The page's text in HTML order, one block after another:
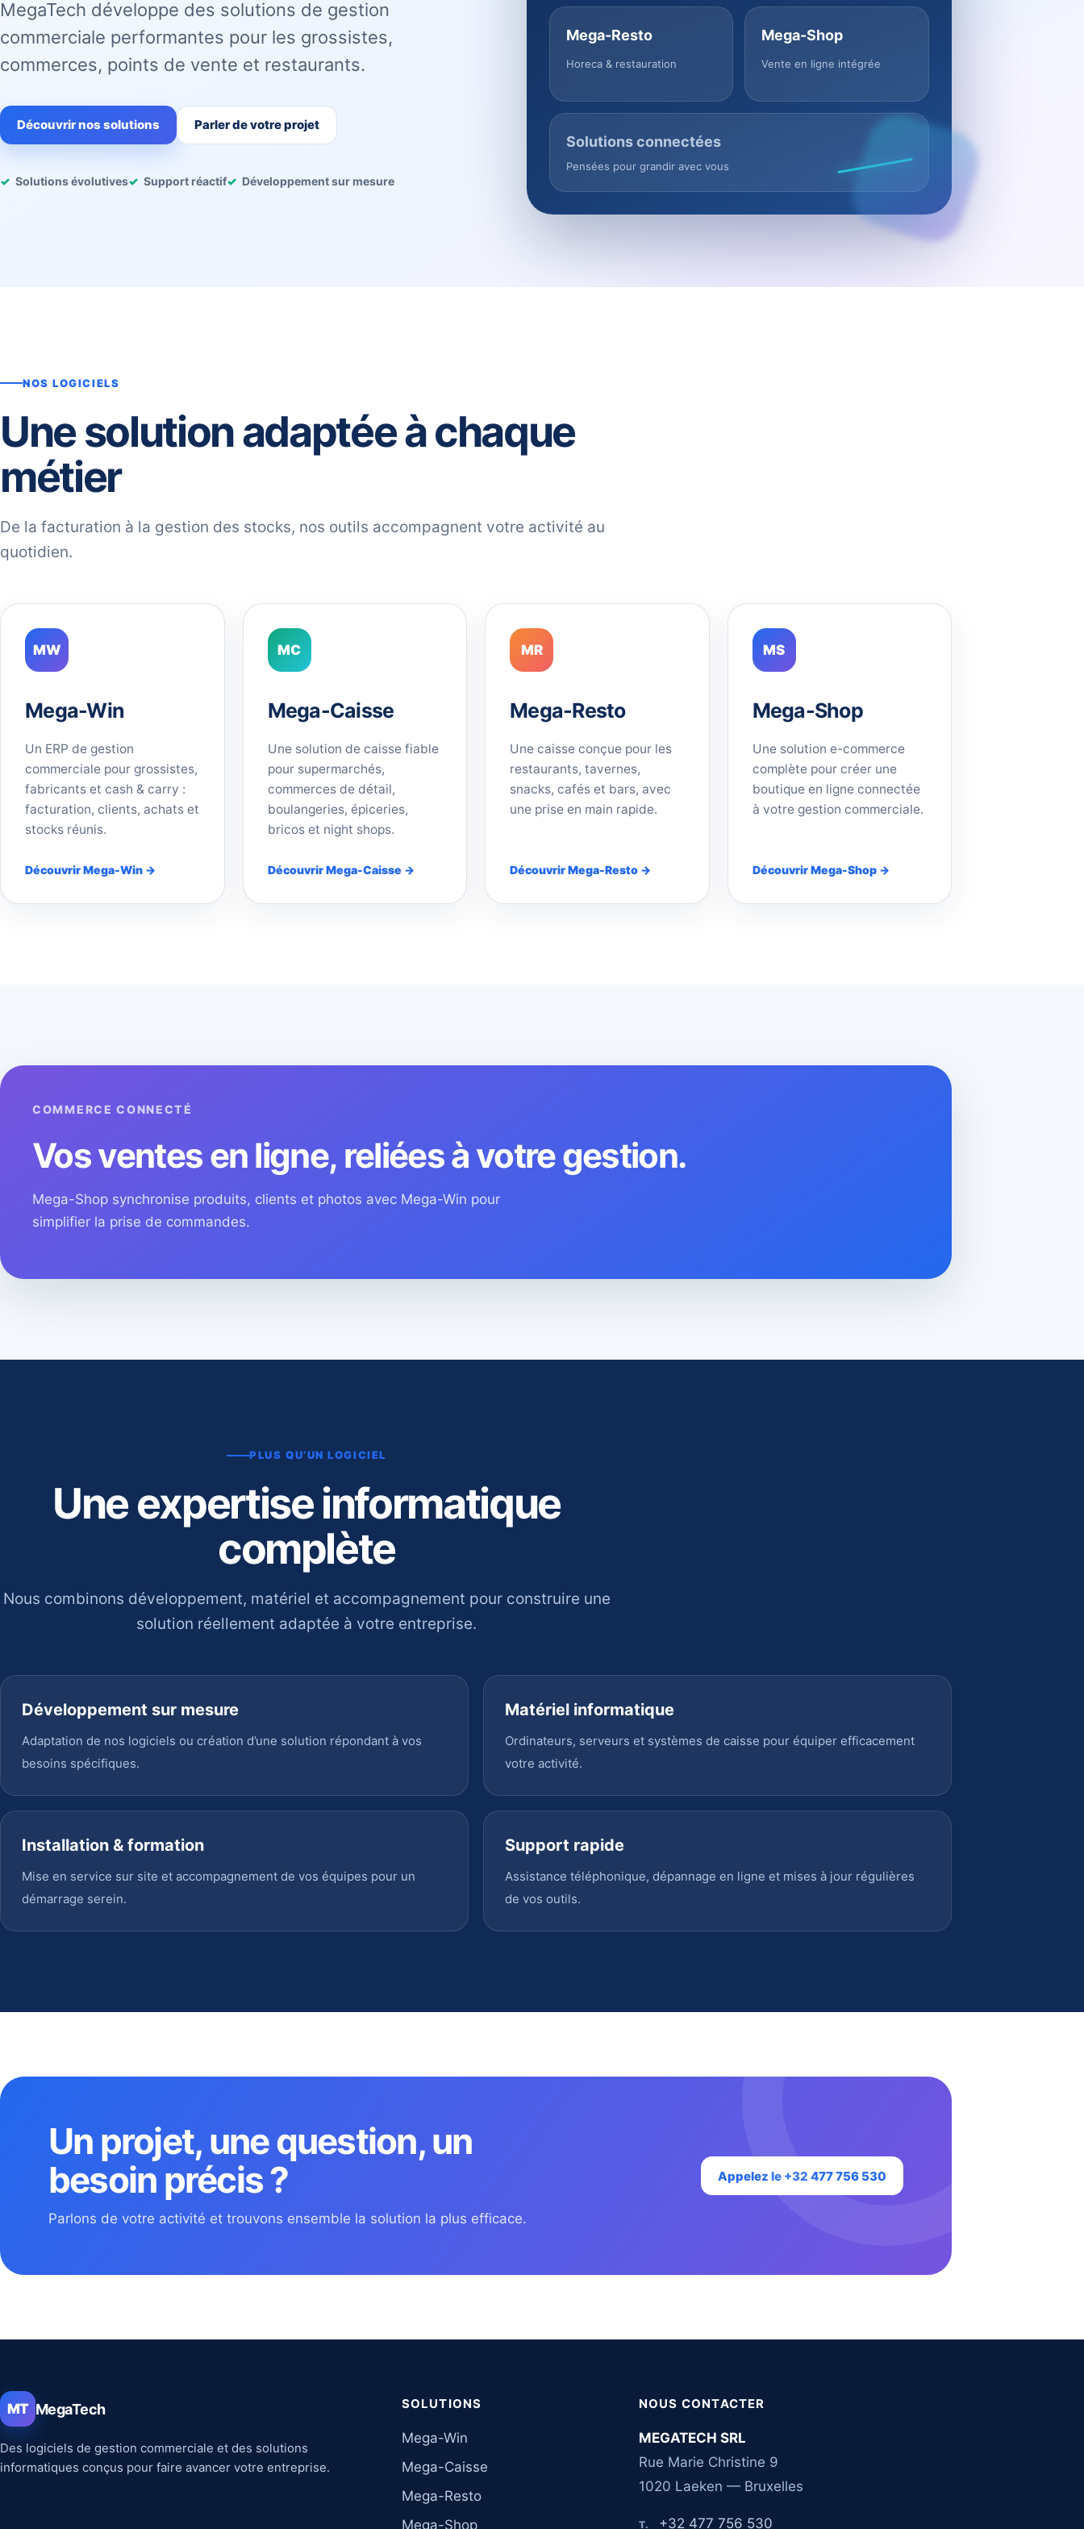
MegaTech développe des solutions de gestion
commerciale performantes pour les grossistes,
commerces, points de vente et restaurants.
Découvrir nos solutions Parler de votre projet
Solutions évolutives Support réactif Développement sur mesure
Mega-Resto
Horeca & restauration
Mega-Shop
Vente en ligne intégrée
Solutions connectées
Pensées pour grandir avec vous
NOS LOGICIELS
Une solution adaptée à chaque
métier
De la facturation à la gestion des stocks, nos outils accompagnent votre activité au
quotidien.
MW
Mega-Win
Un ERP de gestion
commerciale pour grossistes,
fabricants et cash & carry :
facturation, clients, achats et
stocks réunis.
Découvrir Mega-Win →
MC
Mega-Caisse
Une solution de caisse fiable
pour supermarchés,
commerces de détail,
boulangeries, épiceries,
bricos et night shops.
Découvrir Mega-Caisse →
MR
Mega-Resto
Une caisse conçue pour les
restaurants, tavernes,
snacks, cafés et bars, avec
une prise en main rapide.
Découvrir Mega-Resto →
MS
Mega-Shop
Une solution e-commerce
complète pour créer une
boutique en ligne connectée
à votre gestion commerciale.
Découvrir Mega-Shop →
COMMERCE CONNECTÉ
Vos ventes en ligne, reliées à votre gestion.
Mega-Shop synchronise produits, clients et photos avec Mega-Win pour
simplifier la prise de commandes.
PLUS QU’UN LOGICIEL
Une expertise informatique
complète
Nous combinons développement, matériel et accompagnement pour construire une
solution réellement adaptée à votre entreprise.
Développement sur mesure
Adaptation de nos logiciels ou création d’une solution répondant à vos
besoins spécifiques.
Matériel informatique
Ordinateurs, serveurs et systèmes de caisse pour équiper efficacement
votre activité.
Installation & formation
Mise en service sur site et accompagnement de vos équipes pour un
démarrage serein.
Support rapide
Assistance téléphonique, dépannage en ligne et mises à jour régulières
de vos outils.
Un projet, une question, un
besoin précis ?
Parlons de votre activité et trouvons ensemble la solution la plus efficace.
Appelez le +32 477 756 530
MT MegaTech
Des logiciels de gestion commerciale et des solutions
informatiques conçus pour faire avancer votre entreprise.
SOLUTIONS
Mega-Win
Mega-Caisse
Mega-Resto
Mega-Shop
NOUS CONTACTER
MEGATECH SRL
Rue Marie Christine 9
1020 Laeken — Bruxelles
T. +32 477 756 530